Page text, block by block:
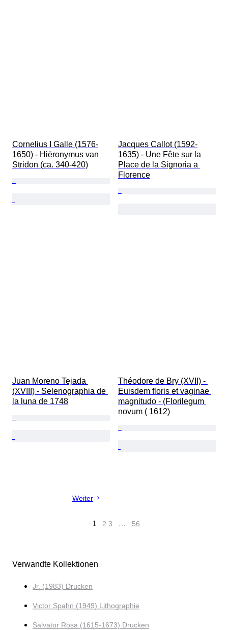
Cornelius I Galle (1576-
1650) - Hiëronymus van
Stridon (ca. 340-420)
Jacques Callot (1592-
1635) - Une Fête sur la
Place de la Signoria a
Florence
Juan Moreno Tejada
(XVIII) - Selenographia de
la luna de 1748
Théodore de Bry (XVII) -
Euisdem floris et vaginae
magnitudo - (Florilegum
novum ( 1612)
Weiter
1 2 3 … 56
Verwandte Kollektionen
Jr. (1983) Drucken
Victor Spahn (1949) Lithographie
Salvator Rosa (1615-1673) Drucken